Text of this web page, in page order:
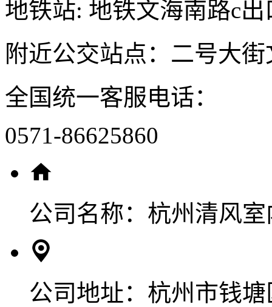
地铁站: 地铁文海南路c出
附近公交站点：二号大
全国统一客服电话：
0571-86625860
公司名称： 杭州清风
公司地址： 杭州市钱